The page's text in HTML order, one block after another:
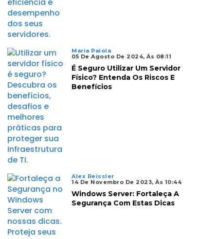
Maria Paiola
05 De Agosto De 2024, Às 08:11
É Seguro Utilizar Um Servidor
Físico? Entenda Os Riscos E
Benefícios
Alex Reissler
14 De Novembro De 2023, Às 10:44
Windows Server: Fortaleça A
Segurança Com Estas Dicas